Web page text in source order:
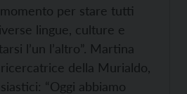
per stare tutti
lingue, culture e
l’un l’altro”. Martina
della Murialdo,
“Oggi abbiamo